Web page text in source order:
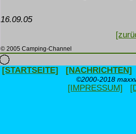
16.09.05
© 2005 Camping-Channel
[STARTSEITE] [NACHRICHTEN]
©2000-2018
[IMPRESSUM]